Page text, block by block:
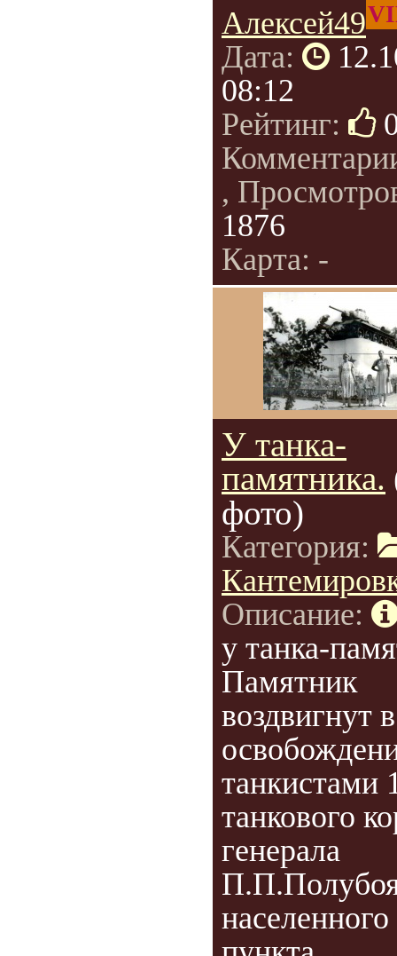
Алексей49
Дата:
08:12
Рейтинг:
,
1876
Карта: -
У танка-
памятника.
фото)
Категория:
Описание:
у танка-
Памятник
воздвигнут
танкистами
танкового
генерала
населенного